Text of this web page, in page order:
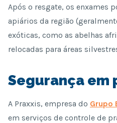
Após o resgate, os enxames
apiários da região
exóticas, como as abelhas
relocadas para áreas
Segurança em
A Praxxis, empresa do Grupo
em serviços de controle de